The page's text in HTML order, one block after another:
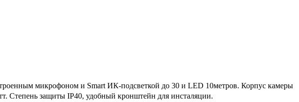
микрофоном и Smart ИК-подсветкой до 30 и LED 10метров. Корпус камеры
Степень защиты IP40, удобный кронштейн для инсталяции.